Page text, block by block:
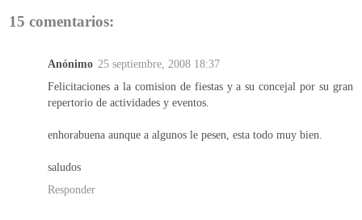
15 comentarios:
Anónimo 25 septiembre, 2008 18:37
Felicitaciones a la comision de fiestas y a su concejal por su gran
repertorio de actividades y eventos.
enhorabuena aunque a algunos le pesen, esta todo muy bien.
saludos
Responder